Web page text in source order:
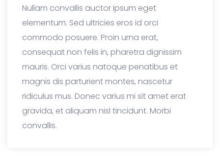
Nullam convallis auctor ipsum eget
elementum. Sed ultricies eros id orci
commodo posuere. Proin urna erat,
consequat non felis in, pharetra dignissim
mauris. Orci varius natoque penatibus et
magnis dis parturient montes, nascetur
ridiculus mus. Donec varius mi sit amet erat
gravida, et aliquam nisl tincidunt. Morbi
convallis.